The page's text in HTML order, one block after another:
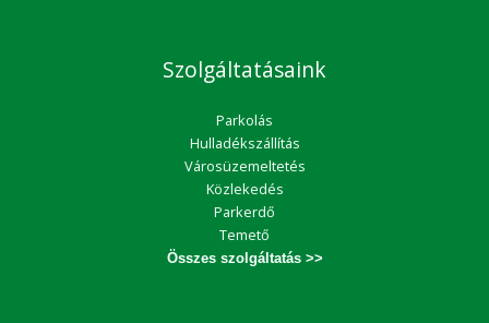
Szolgáltatásaink
Parkolás
Hulladékszállítás
Városüzemeltetés
Közlekedés
Parkerdő
Temető
Összes szolgáltatás >>